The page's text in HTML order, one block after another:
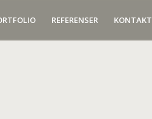
REFERENSER KONTAKT